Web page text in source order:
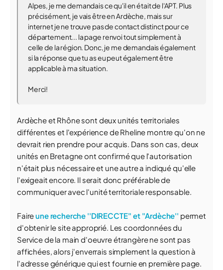
Alpes, je me demandais ce qu'il en était de l'APT. Plus
précisément, je vais être en Ardèche, mais sur
internet je ne trouve pas de contact distinct pour ce
département... la page renvoi tout simplement à
celle de la région. Donc, je me demandais également
si la réponse que tu as eu peut également être
applicable à ma situation.
Merci!
Ardèche et Rhône sont deux unités territoriales
différentes et l'expérience de Rheline montre qu'on ne
devrait rien prendre pour acquis. Dans son cas, deux
unités en Bretagne ont confirmé que l'autorisation
n'était plus nécessaire et une autre a indiqué qu'elle
l'exigeait encore. Il serait donc préférable de
communiquer avec l'unité territoriale responsable.
Faireune recherche ''DIRECCTE'' et ''Ardèche'' permet
d'obtenir le site approprié. Les coordonnées du
Service de la main d'oeuvre étrangère ne sont pas
affichées, alors j'enverrais simplement la question à
l'adresse générique qui est fournie en première page.